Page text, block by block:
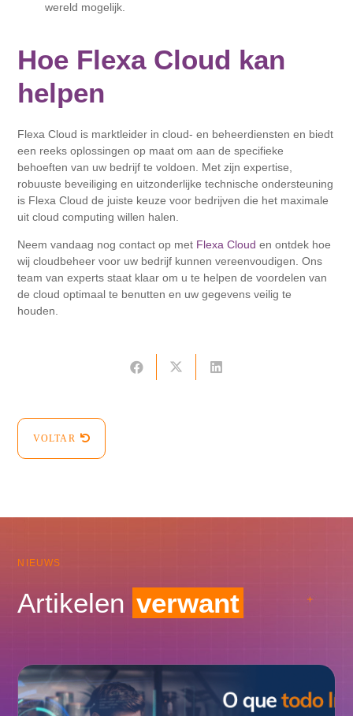
wereld mogelijk.
Hoe Flexa Cloud kan
helpen
Flexa Cloud is marktleider in cloud- en beheerdiensten en biedt
een reeks oplossingen op maat om aan de specifieke
behoeften van uw bedrijf te voldoen. Met zijn expertise,
robuuste beveiliging en uitzonderlijke technische ondersteuning
is Flexa Cloud de juiste keuze voor bedrijven die het maximale
uit cloud computing willen halen.
Neem vandaag nog contact op met Flexa Cloud en ontdek hoe
wij cloudbeheer voor uw bedrijf kunnen vereenvoudigen. Ons
team van experts staat klaar om u te helpen de voordelen van
de cloud optimaal te benutten en uw gegevens veilig te
houden.
VOLTAR
NIEUWS
Artikelen verwant